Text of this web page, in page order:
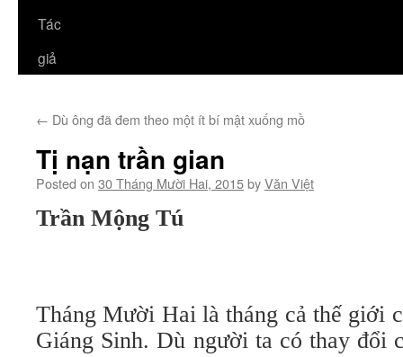
Tác
giả
← Dù ông đã đem theo một ít bí mật xuống mồ
Tị nạn trần gian
Posted on 30 Tháng Mười Hai, 2015byVăn Việt
Trần Mộng Tú
Tháng Mười Hai là tháng cả thế giới
Giáng Sinh. Dù người ta có thay đổi